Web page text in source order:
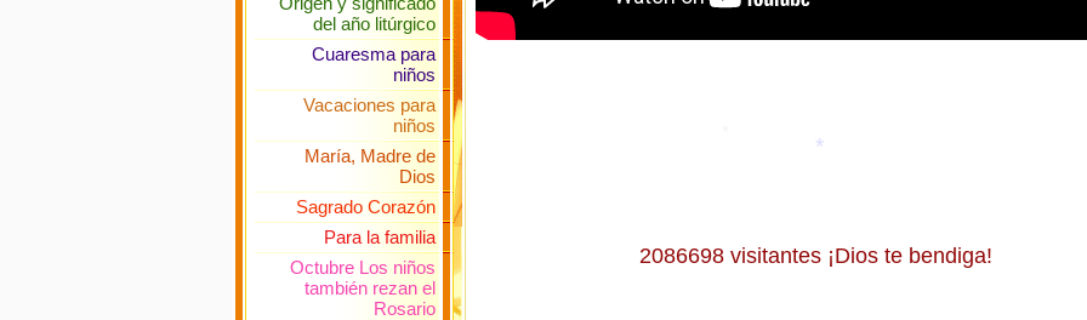
del año litúrgico
Cuaresma para
niños
Vacaciones para
niños
María, Madre de
Dios
Sagrado Corazón
Para la familia
Octubre Los niños
también rezan el
Rosario
2086698 visitantes ¡Dios te bendiga!
*